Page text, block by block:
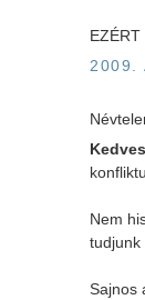
2009.
Nem
tudjunk
Sajnos